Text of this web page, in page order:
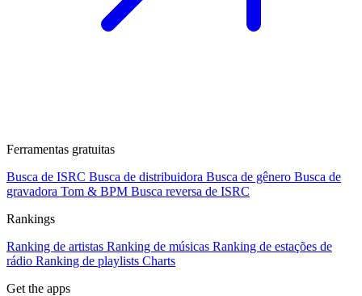
Ferramentas gratuitas
Busca de ISRC Busca de distribuidora Busca de gênero Busca de
gravadora Tom & BPM Busca reversa de ISRC
Rankings
Ranking de artistas Ranking de músicas Ranking de estações de
rádio Ranking de playlists Charts
Get the apps